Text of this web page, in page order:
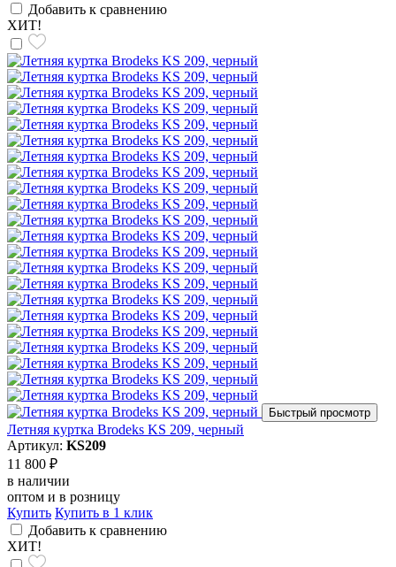
Добавить к сравнению
ХИТ!
Быстрый просмотр
Летняя куртка Brodeks KS 209, черный
Артикул: KS209
11 800 ₽
в наличии
оптом и в розницу
Купить Купить в 1 клик
Добавить к сравнению
ХИТ!